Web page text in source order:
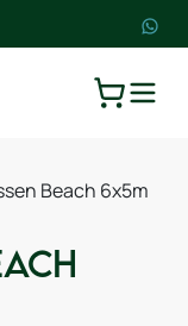
Beach 6x5m